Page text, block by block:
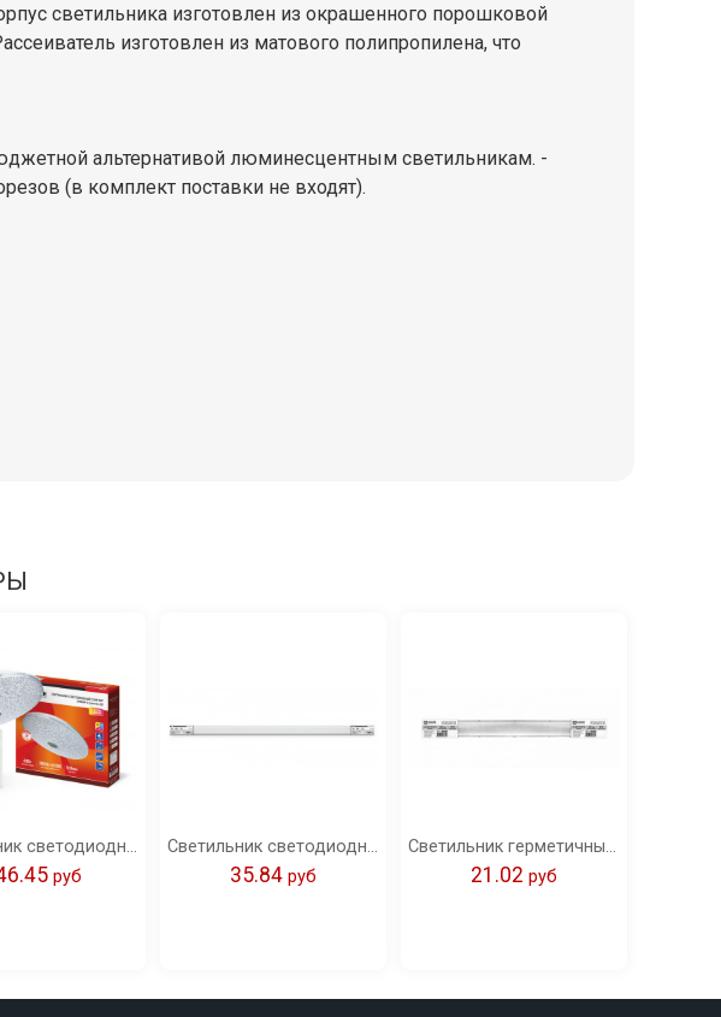
светильника изготовлен из окрашенного порошковой
изготовлен из матового полипропилена, что
альтернативой люминесцентным светильникам. -
(в комплект поставки не входят).
Светильник светодиодный COMFORT DREAM 60Вт 230В 3000-6500K 4800Лм 500x90мм с пультом ДУ IN HOME
pуб
Светильник светодиодный герметичный ССП-155 40Вт 230В 4000К 3000Лм 1200мм IP65 IN HOME
35.84 pуб
Светильник герметичный под светодиодную лампу ССП-458 2xLED-Т8-600 G13 230В IP65 600мм IN HOME
21.02 pуб